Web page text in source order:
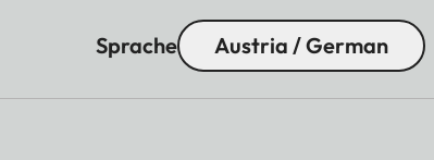
Sprache Austria / German